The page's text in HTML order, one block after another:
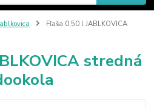
Fľaša 0,50 l JABLKOVICA
stredná